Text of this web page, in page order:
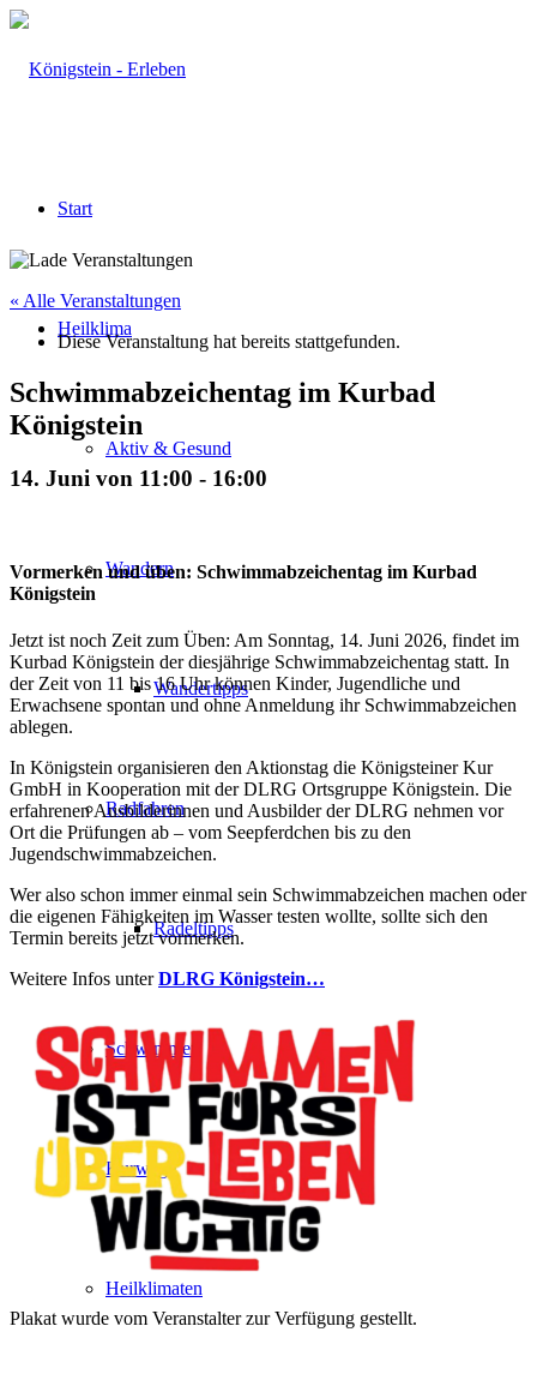
Start
Heilklima
Aktiv & Gesund
Wandern
Wandertipps
Radfahren
Radeltipps
Schwimmen
Kurwege
Heilklimaten
« Alle Veranstaltungen
Diese Veranstaltung hat bereits stattgefunden.
Schwimmabzeichentag im Kurbad
Königstein
14. Juni von 11:00 - 16:00
Vormerken und üben: Schwimmabzeichentag im Kurbad
Königstein
Jetzt ist noch Zeit zum Üben: Am Sonntag, 14. Juni 2026, findet im
Kurbad Königstein der diesjährige Schwimmabzeichentag statt. In
der Zeit von 11 bis 16 Uhr können Kinder, Jugendliche und
Erwachsene spontan und ohne Anmeldung ihr Schwimmabzeichen
ablegen.
In Königstein organisieren den Aktionstag die Königsteiner Kur
GmbH in Kooperation mit der DLRG Ortsgruppe Königstein. Die
erfahrenen Ausbilderinnen und Ausbilder der DLRG nehmen vor
Ort die Prüfungen ab – vom Seepferdchen bis zu den
Jugendschwimmabzeichen.
Wer also schon immer einmal sein Schwimmabzeichen machen oder
die eigenen Fähigkeiten im Wasser testen wollte, sollte sich den
Termin bereits jetzt vormerken.
Weitere Infos unterDLRG Königstein…
Plakat wurde vom Veranstalter zur Verfügung gestellt.